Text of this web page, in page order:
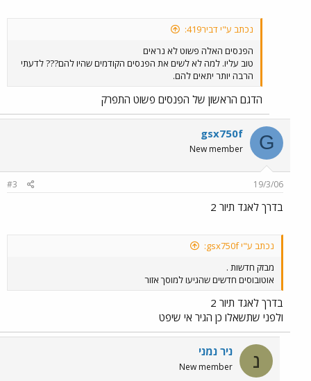
נכתב ע"י דביר419:
הפנסים האלה פשוט לא נראים
טוב עליו. למה לא לשים את הפנסים הקודמים שהיו להם??? לדעתי
הרבה יותר יתאים להם.
הדגם הראשון של הפנסים פשוט התפרק
G
gsx750f
New member
19/3/06
#3
בדרך לאגד תיור 2
נכתב ע"י gsx750f:
מבזק חדשות .
אוטובוסים חדשים שהגיעו למוסך אזור
בדרך לאגד תיור 2
ולפני שתשאלו כן הגיר אי שיפט
נ ניר נמני
New member